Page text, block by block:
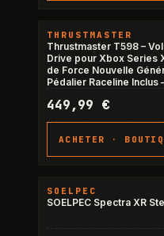
THRUSTMASTER
Thrustmaster T598 –
Drive pour Xbox Series
de Force Nouvelle
Pédalier Raceline Inclus
449,99 €
ACHETER ·
SOELPEC
SOELPEC Spectra XR